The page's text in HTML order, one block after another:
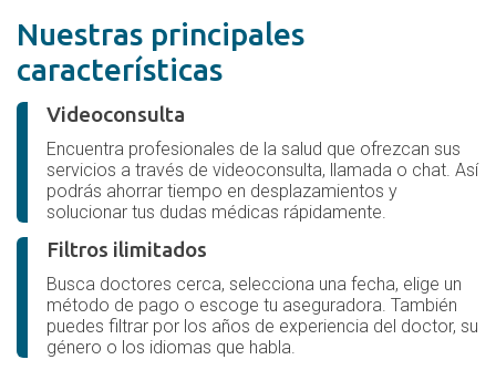
Nuestras principales
características
Videoconsulta
Encuentra profesionales de la salud que ofrezcan sus
servicios a través de videoconsulta, llamada o chat. Así
podrás ahorrar tiempo en desplazamientos y
solucionar tus dudas médicas rápidamente.
Filtros ilimitados
Busca doctores cerca, selecciona una fecha, elige un
método de pago o escoge tu aseguradora. También
puedes filtrar por los años de experiencia del doctor, su
género o los idiomas que habla.